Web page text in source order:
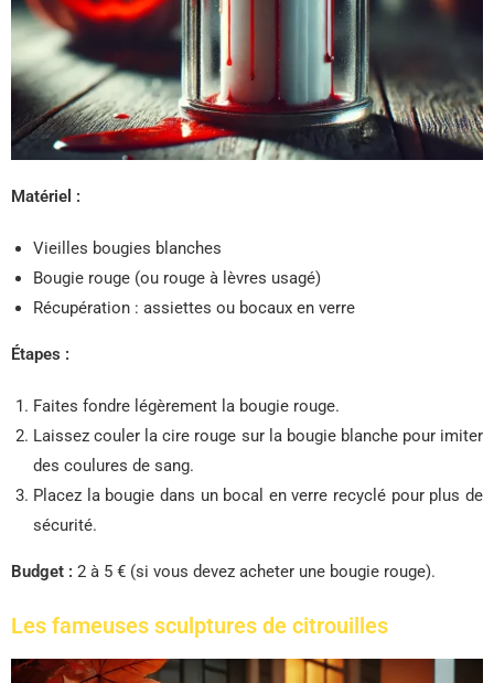
Matériel :
Vieilles bougies blanches
Bougie rouge (ou rouge à lèvres usagé)
Récupération : assiettes ou bocaux en verre
Étapes :
Faites fondre légèrement la bougie rouge.
Laissez couler la cire rouge sur la bougie blanche pour imiter
des coulures de sang.
Placez la bougie dans un bocal en verre recyclé pour plus de
sécurité.
Budget : 2 à 5 € (si vous devez acheter une bougie rouge).
Les fameuses sculptures de citrouilles